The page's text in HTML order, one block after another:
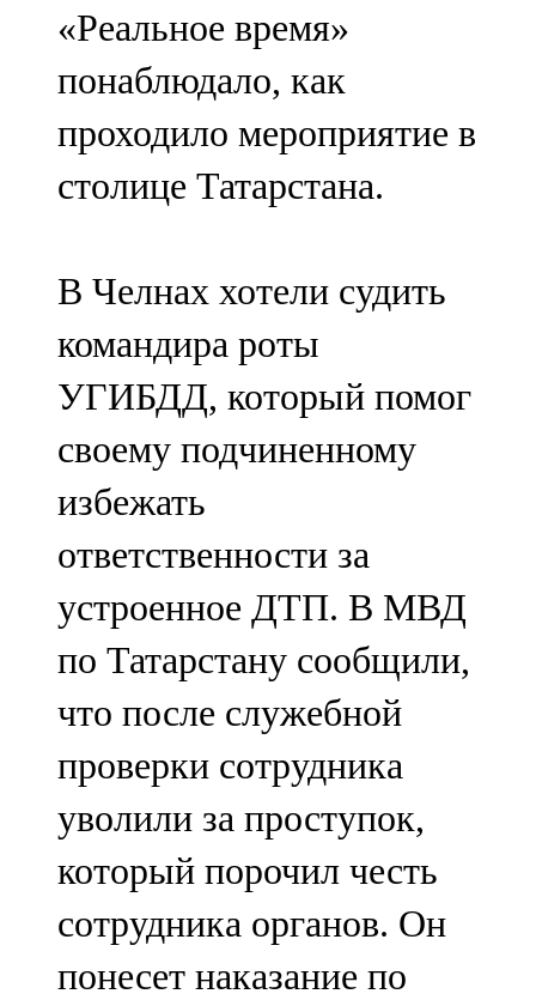
«Реальное время»
понаблюдало, как
проходило мероприятие в
столице Татарстана.
В Челнах хотели судить
командира роты
УГИБДД, который помог
своему подчиненному
избежать
ответственности за
устроенное ДТП. В МВД
по Татарстану сообщили,
что после служебной
проверки сотрудника
уволили за проступок,
который порочил честь
сотрудника органов. Он
понесет наказание по